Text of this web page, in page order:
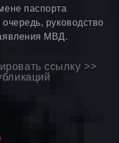
паспорта
руководство
МВД.
ссылку >>